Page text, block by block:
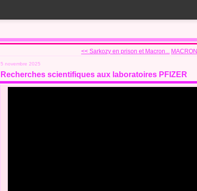
<< Sarkozy en prison et Macron...
5 novembre 2025
Recherches scientifiques aux laboratoires PFIZER